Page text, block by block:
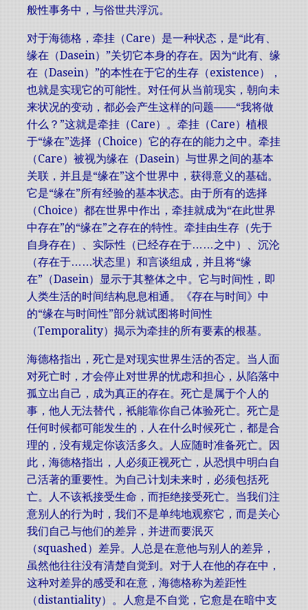
般性事务中，与俗世共浮沉。
对于海德格，牵挂（Care）是一种状态，是“此有、
缘在（Dasein）”关切它本身的存在。因为“此有、缘
在（Dasein）”的本性在于它的生存（existence），
也就是实现它的可能性。对任何从当前现实，朝向未
来状况的变动，都必会产生这样的问题——“我将做
什么？”这就是牵挂（Care）。牵挂（Care）植根
于“缘在”选择（Choice）它的存在的能力之中。牵挂
（Care）被视为缘在（Dasein）与世界之间的基本
关联，并且是“缘在”这个世界中，获得意义的基础。
它是“缘在”所有经验的基本状态。由于所有的选择
（Choice）都在世界中作出，牵挂就成为“在此世界
中存在”的“缘在”之存在的特性。牵挂由生存（先于
自身存在）、实际性（已经存在于……之中）、沉沦
（存在于……状态里）和言谈组成，并且将“缘
在”（Dasein）显示于其整体之中。它与时间性，即
人类生活的时间结构息息相通。《存在与时间》中
的“缘在与时间性”部分就试图将时间性
（Temporality）揭示为牵挂的所有要素的根基。
海德格指出，死亡是对现实世界生活的否定。当人面
对死亡时，才会停止对世界的忧虑和担心，从陷落中
孤立出自己，成为真正的存在。死亡是属于个人的
事，他人无法替代，衹能靠你自己体验死亡。死亡是
任何时候都可能发生的，人在什么时候死亡，都是合
理的，没有规定你该活多久。人应随时准备死亡。因
此，海德格指出，人必须正视死亡，从恐惧中明白自
己活著的重要性。为自己计划未来时，必须包括死
亡。人不该衹接受生命，而拒绝接受死亡。当我们注
意别人的行为时，我们不是单纯地观察它，而是关心
我们自己与他们的差异，并进而要泯灭
（squashed）差异。人总是在意他与别人的差异，
虽然他往往没有清楚自觉到。对于人在他的存在中，
这种对差异的感受和在意，海德格称为差距性
（distantiality）。人愈是不自觉，它愈是在暗中支